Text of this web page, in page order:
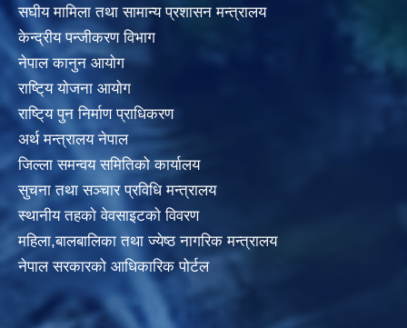
स‌घीय मामिला तथा सामान्य प्रशासन मन्त्रालय
केन्द्रीय पन्जीकरण विभाग
नेपाल कानुन आयाेग
राष्टि्य याेजना आयाेग
राष्टि्य पुन निर्माण प्राधिकरण
अर्थ मन्त्रालय नेपाल
जिल्ला समन्वय समितिको कार्यालय
सुचना तथा सञ्चार प्रविधि मन्त्रालय
स्थानीय तहकाे वेवसाइटकाे विवरण
महिला,बालबालिका तथा ज्येष्ठ नागरिक मन्त्रालय
नेपाल सरकारको आधिकारिक पोर्टल